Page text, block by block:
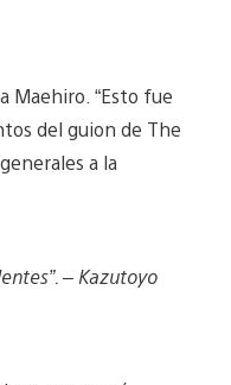
Maehiro. “Esto fue
del guion de The
a la
– Kazutoyo